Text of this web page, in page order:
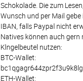
Schokolade. Die zum
Wunsch und per Mail
IBAN, falls Paypal nicht
Natives können auch gern
Klngelbeutel nutzen:
BTC-Wallet:
ETH-Wallet: